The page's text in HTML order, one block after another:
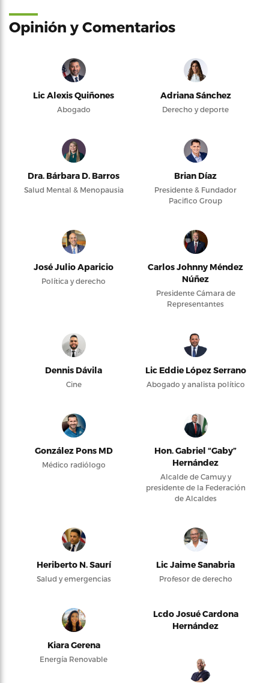
Opinión y Comentarios
Lic Alexis Quiñones
Abogado
Adriana Sánchez
Derecho y deporte
Dra. Bárbara D. Barros
Salud Mental & Menopausia
Brian Díaz
Presidente & Fundador
Pacifico Group
José Julio Aparicio
Política y derecho
Carlos Johnny Méndez
Núñez
Presidente Cámara de
Representantes
Dennis Dávila
Cine
Lic Eddie López Serrano
Abogado y analista político
González Pons MD
Médico radiólogo
Hon. Gabriel “Gaby”
Hernández
Alcalde de Camuy y
presidente de la Federación
de Alcaldes
Heriberto N. Saurí
Salud y emergencias
Lic Jaime Sanabria
Profesor de derecho
Kiara Gerena
Energía Renovable
Lcdo Josué Cardona
Hernández